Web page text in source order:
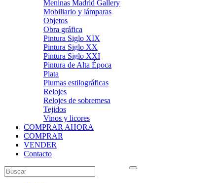
Meninas Madrid Gallery
Mobiliario y lámparas
Objetos
Obra gráfica
Pintura Siglo XIX
Pintura Siglo XX
Pintura Siglo XXI
Pintura de Alta Época
Plata
Plumas estilográficas
Relojes
Relojes de sobremesa
Tejidos
Vinos y licores
COMPRAR AHORA
COMPRAR
VENDER
Contacto